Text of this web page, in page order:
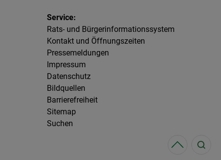
Rats- und Bürgerinformationssystem
Kontakt und Öffnungszeiten
Pressemeldungen
Impressum
Datenschutz
Bildquellen
Barrierefreiheit
Sitemap
Suchen